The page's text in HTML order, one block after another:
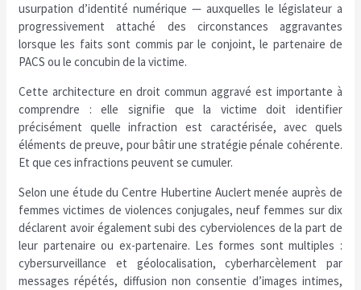
usurpation d’identité numérique — auxquelles le législateur a
progressivement attaché des circonstances aggravantes
lorsque les faits sont commis par le conjoint, le partenaire de
PACS ou le concubin de la victime.
Cette architecture en droit commun aggravé est importante à
comprendre : elle signifie que la victime doit identifier
précisément quelle infraction est caractérisée, avec quels
éléments de preuve, pour bâtir une stratégie pénale cohérente.
Et que ces infractions peuvent se cumuler.
Selon une étude du Centre Hubertine Auclert menée auprès de
femmes victimes de violences conjugales, neuf femmes sur dix
déclarent avoir également subi des cyberviolences de la part de
leur partenaire ou ex-partenaire. Les formes sont multiples :
cybersurveillance et géolocalisation, cyberharcèlement par
messages répétés, diffusion non consentie d’images intimes,